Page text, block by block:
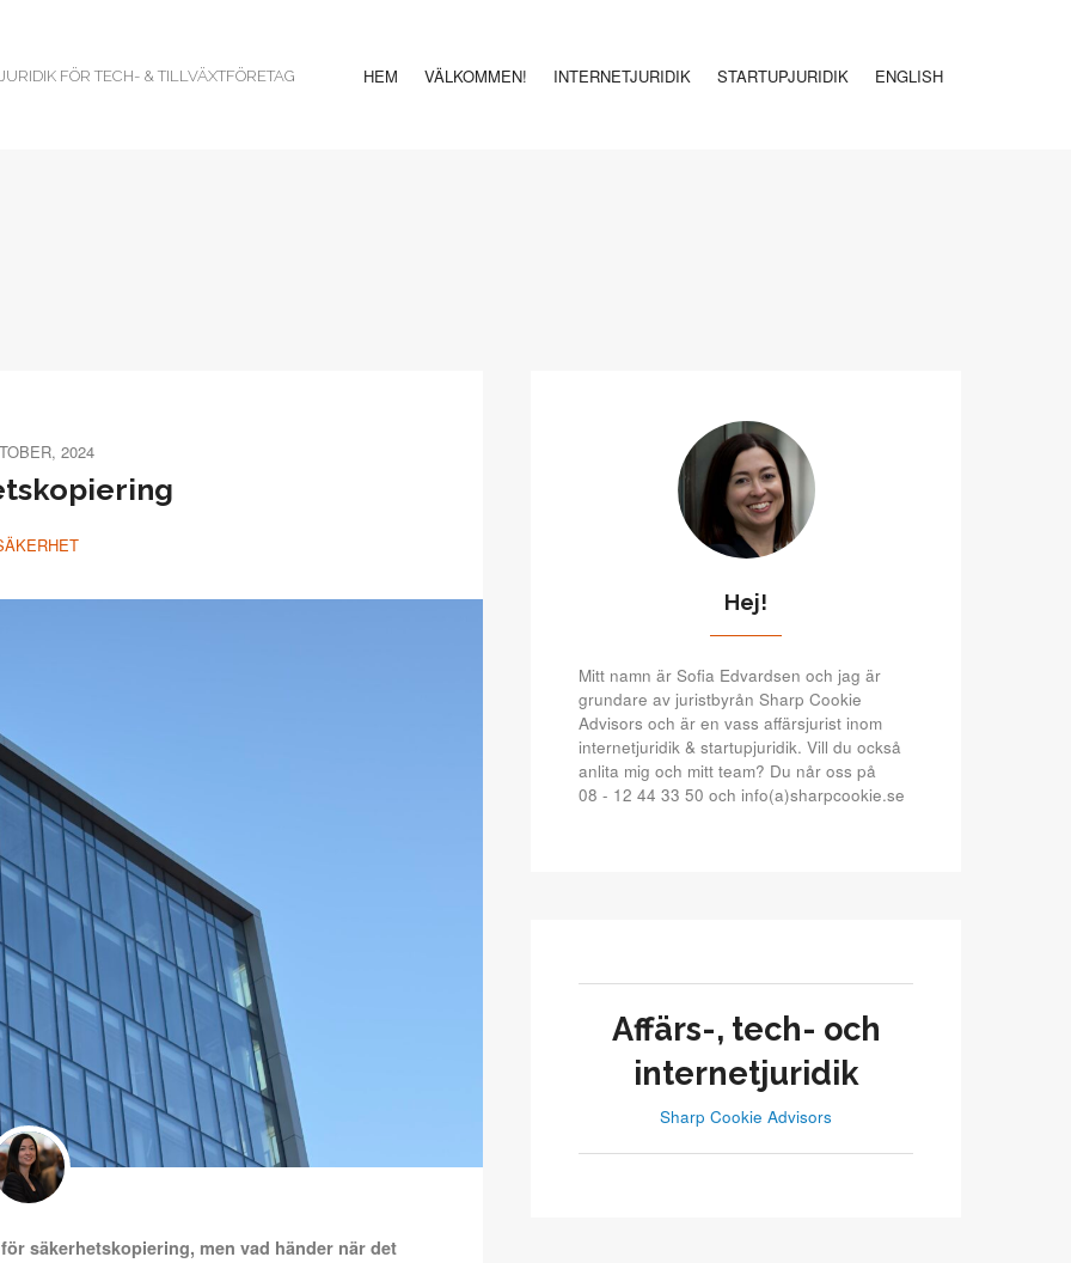
FÖR TECH- & TILLVÄXTFÖRETAG HEM VÄLKOMMEN! INTERNETJURIDIK STARTUPJURIDIK ENGLISH
2024
säkerhetskopiering, men vad händer när det
Hej!
Mitt namn är Sofia Edvardsen och jag är
grundare av juristbyrån Sharp Cookie
Advisors och är en vass affärsjurist inom
internetjuridik & startupjuridik. Vill du också
anlita mig och mitt team? Du når oss på
08 - 12 44 33 50 och info(a)sharpcookie.se
Affärs-, tech- och
internetjuridik
Sharp Cookie Advisors